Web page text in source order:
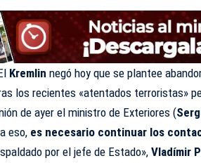
Kremlin negó hoy que se plantee
los recientes «atentados terroristas»
de ayer el ministro de Exteriores (
eso, es necesario continuar los
por el jefe de Estado»,Vladímir